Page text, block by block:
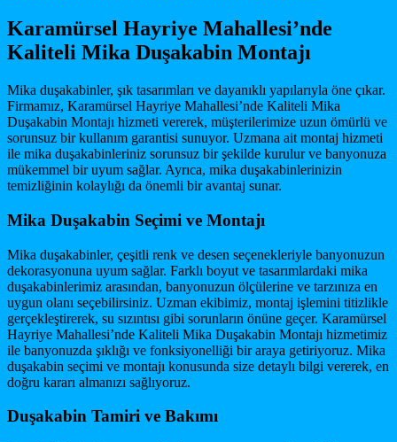
Karamürsel Hayriye Mahallesi’nde
Kaliteli Mika Duşakabin Montajı
Mika duşakabinler, şık tasarımları ve dayanıklı yapılarıyla öne çıkar.
Firmamız, Karamürsel Hayriye Mahallesi’nde Kaliteli Mika
Duşakabin Montajı hizmeti vererek, müşterilerimize uzun ömürlü ve
sorunsuz bir kullanım garantisi sunuyor. Uzmana ait montaj hizmeti
ile mika duşakabinleriniz sorunsuz bir şekilde kurulur ve banyonuza
mükemmel bir uyum sağlar. Ayrıca, mika duşakabinlerinizin
temizliğinin kolaylığı da önemli bir avantaj sunar.
Mika Duşakabin Seçimi ve Montajı
Mika duşakabinler, çeşitli renk ve desen seçenekleriyle banyonuzun
dekorasyonuna uyum sağlar. Farklı boyut ve tasarımlardaki mika
duşakabinlerimiz arasından, banyonuzun ölçülerine ve tarzınıza en
uygun olanı seçebilirsiniz. Uzman ekibimiz, montaj işlemini titizlikle
gerçekleştirerek, su sızıntısı gibi sorunların önüne geçer. Karamürsel
Hayriye Mahallesi’nde Kaliteli Mika Duşakabin Montajı hizmetimiz
ile banyonuzda şıklığı ve fonksiyonelliği bir araya getiriyoruz. Mika
duşakabin seçimi ve montajı konusunda size detaylı bilgi vererek, en
doğru kararı almanızı sağlıyoruz.
Duşakabin Tamiri ve Bakımı